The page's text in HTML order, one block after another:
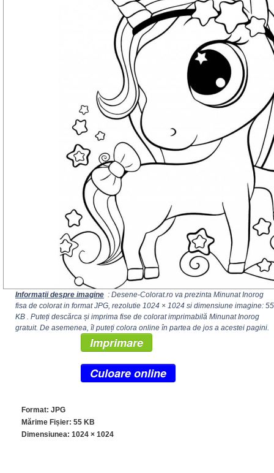
Informații despre imagine : Desene-Colorat.ro va prezinta Minunat Inorog
fisa de colorat in format JPG, rezolutie 1024 × 1024 si dimensiune imagine: 55
KB . Puteți descărca și imprima fise de colorat imprimabilă Minunat Inorog
gratuit. De asemenea, îl puteți colora online în partea de jos a acestei pagini.
Imprimare
Culoare online
Format: JPG
Mărime Fișier: 55 KB
Dimensiunea: 1024 × 1024